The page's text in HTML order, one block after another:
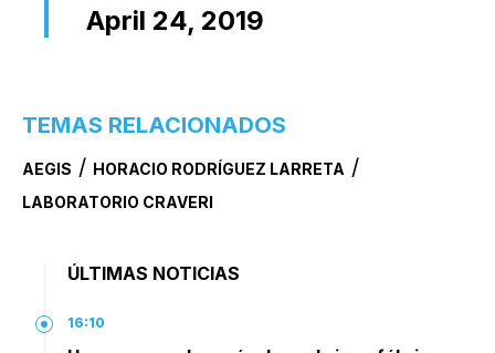
April 24, 2019
TEMAS RELACIONADOS
AEGIS / HORACIO RODRÍGUEZ LARRETA /
LABORATORIO CRAVERI
ÚLTIMAS NOTICIAS
16:10